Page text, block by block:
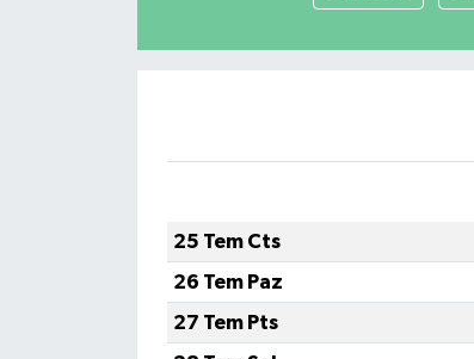
25 Tem Cts
26 Tem Paz
27 Tem Pts